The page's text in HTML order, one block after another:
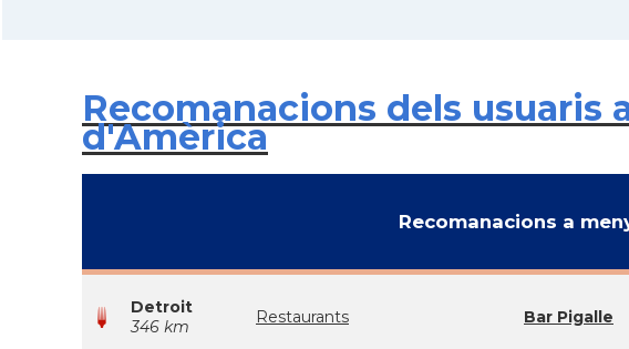
Recomanacions dels usuaris
d'Amèrica
Recomanacions a
Detroit
346 km
Restaurants Bar Pigalle